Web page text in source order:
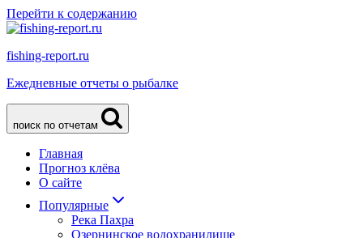
Перейти к содержанию
fishing-report.ru
Ежедневные отчеты о рыбалке
поиск по отчетам
Главная
Прогноз клёва
О сайте
Популярные
Река Пахра
Озернинское водохранилище